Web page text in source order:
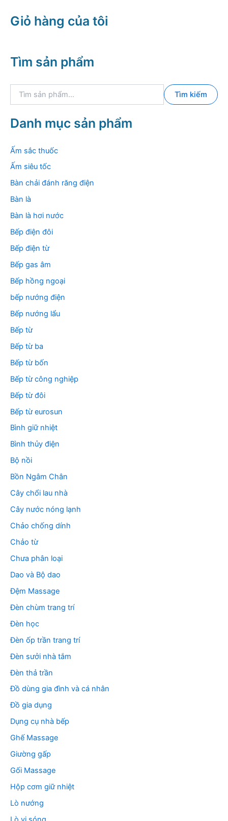
Giỏ hàng của tôi
Tìm sản phẩm
k
i
m
Tìm kiếm
Danh mục sản phẩm
Ấm sắc thuốc
Ấm siêu tốc
Bàn chải đánh răng điện
Bàn là
Bàn là hơi nước
Bếp điện đôi
Bếp điện từ
Bếp gas âm
Bếp hồng ngoại
bếp nướng điện
Bếp nướng lẩu
Bếp từ
Bếp từ ba
Bếp từ bốn
Bếp từ công nghiệp
Bếp từ đôi
Bếp từ eurosun
Bình giữ nhiệt
Bình thủy điện
Bộ nồi
Bồn Ngâm Chân
Cây chổi lau nhà
Cây nước nóng lạnh
Chảo chống dính
Chảo từ
Chưa phân loại
Dao và Bộ dao
Đệm Massage
Đèn chùm trang trí
Đèn học
Đèn ốp trần trang trí
Đèn sưởi nhà tắm
Đèn thả trần
Đồ dùng gia đình và cá nhân
Đồ gia dụng
Dụng cụ nhà bếp
Ghế Massage
Giường gấp
Gối Massage
Hộp cơm giữ nhiệt
Lò nướng